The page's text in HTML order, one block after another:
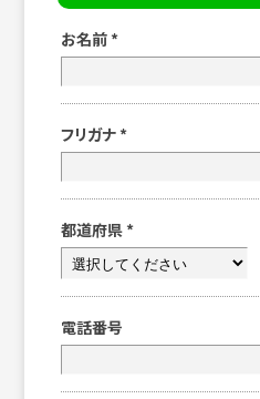
お名前 *
フリガナ *
都道府県 *
電話番号